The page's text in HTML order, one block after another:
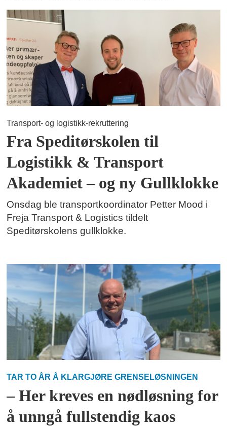
Transport- og logistikk-rekruttering
Fra Speditørskolen til
Logistikk & Transport
Akademiet – og ny Gullklokke
Onsdag ble transportkoordinator Petter Mood i
Freja Transport & Logistics tildelt
Speditørskolens gullklokke.
TAR TO ÅR Å KLARGJØRE GRENSELØSNINGEN
– Her kreves en nødløsning for
å unngå fullstendig kaos